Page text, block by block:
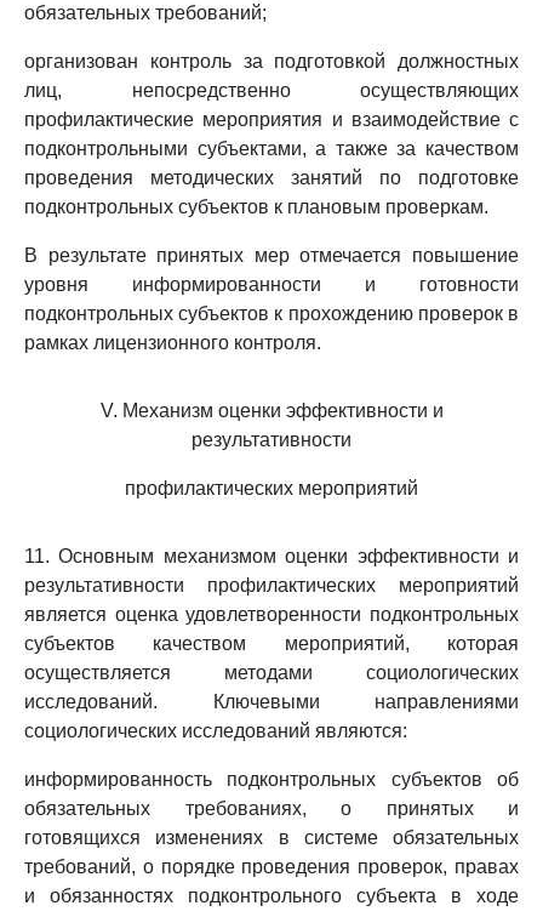
обязательных требований;
организован контроль за подготовкой должностных
лиц, непосредственно осуществляющих
профилактические мероприятия и взаимодействие с
подконтрольными субъектами, а также за качеством
проведения методических занятий по подготовке
подконтрольных субъектов к плановым проверкам.
В результате принятых мер отмечается повышение
уровня информированности и готовности
подконтрольных субъектов к прохождению проверок в
рамках лицензионного контроля.
V. Механизм оценки эффективности и
результативности
профилактических мероприятий
11. Основным механизмом оценки эффективности и
результативности профилактических мероприятий
является оценка удовлетворенности подконтрольных
субъектов качеством мероприятий, которая
осуществляется методами социологических
исследований. Ключевыми направлениями
социологических исследований являются:
информированность подконтрольных субъектов об
обязательных требованиях, о принятых и
готовящихся изменениях в системе обязательных
требований, о порядке проведения проверок, правах
и обязанностях подконтрольного субъекта в ходе